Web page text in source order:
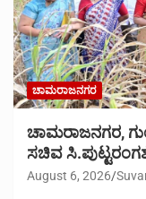
ಚಾಮರಾಜನಗರ
ಚಾಮರಾಜನಗರ,
ಸಚಿವ
August 6, 2026